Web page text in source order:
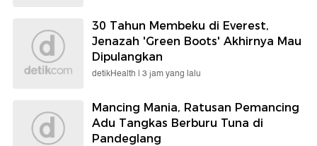
30 Tahun Membeku di Everest,
Jenazah 'Green Boots' Akhirnya Mau
Dipulangkan
detikHealth | 3 jam yang lalu
Mancing Mania, Ratusan Pemancing
Adu Tangkas Berburu Tuna di
Pandeglang